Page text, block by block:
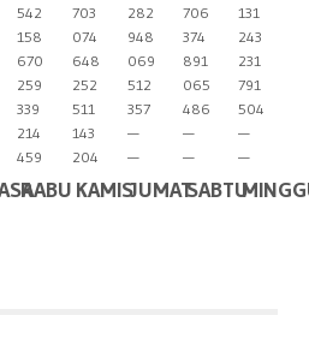
542 703 282 706
131
158 074 948 374
243
670 648 069 891
231
259 252 512 065
791
339 511 357 486
504
214 143 — —
—
459 204 — — —
RABU KAMISJUMATSABTU